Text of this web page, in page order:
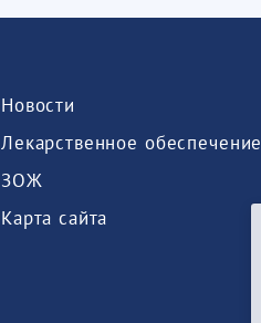
Новости
Лекарственное обеспечение
ЗОЖ
Карта сайта